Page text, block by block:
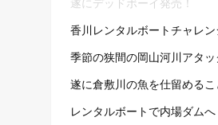
遂にデッドボーイ発売！
香川レンタルボートチャレン
季節の狭間の岡山河川アタッ
遂に倉敷川の魚を仕留めるこ
レンタルボートで内場ダムへ